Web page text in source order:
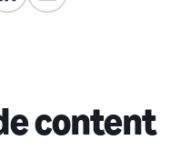
content